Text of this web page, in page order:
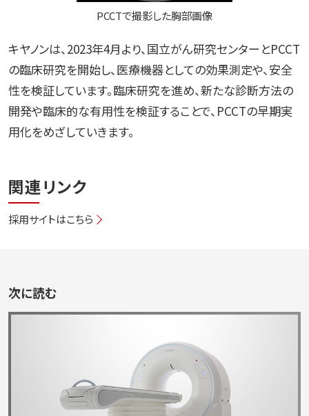
PCCTで撮影した胸部画像
キヤノンは、2023年4月より、国立がん研究センターとPCCT
の臨床研究を開始し、医療機器としての効果測定や、安全
性を検証しています。臨床研究を進め、新たな診断方法の
開発や臨床的な有用性を検証することで、PCCTの早期実
用化をめざしていきます。
関連リンク
採用サイトはこちら
次に読む